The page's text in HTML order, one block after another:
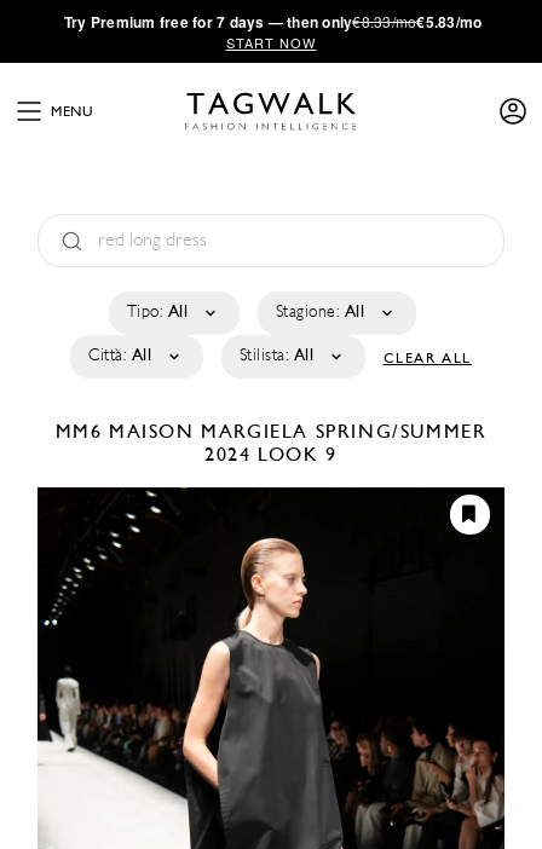
·Try Premium free for 7 days — then only€8.33/mo€5.83/mo
START NOW
MENU
Tipo: All Stagione: All
Città: All Stilista: All CLEAR ALL
MM6 MAISON MARGIELA SPRING/SUMMER
2024 LOOK 9